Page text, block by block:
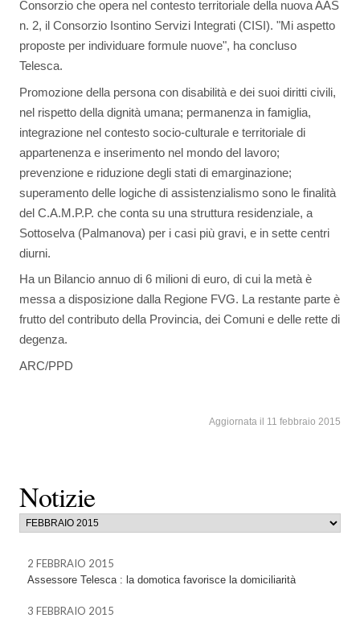
Notizie
2 FEBBRAIO 2015
Assessore Telesca : la domotica favorisce la domiciliarità
3 FEBBRAIO 2015
Consorzio che opera nel contesto territoriale della nuova AAS
n. 2, il Consorzio Isontino Servizi Integrati (CISI). "Mi aspetto
proposte per individuare formule nuove", ha concluso
Telesca.
Promozione della persona con disabilità e dei suoi diritti civili,
nel rispetto della dignità umana; permanenza in famiglia,
integrazione nel contesto socio-culturale e territoriale di
appartenenza e inserimento nel mondo del lavoro;
prevenzione e riduzione degli stati di emarginazione;
superamento delle logiche di assistenzialismo sono le finalità
del C.A.M.P.P. che conta su una struttura residenziale, a
Sottoselva (Palmanova) per i casi più gravi, e in sette centri
diurni.
Ha un Bilancio annuo di 6 milioni di euro, di cui la metà è
messa a disposizione dalla Regione FVG. La restante parte è
frutto del contributo della Provincia, dei Comuni e delle rette di
degenza.
ARC/PPD
Aggiornata il 11 febbraio 2015